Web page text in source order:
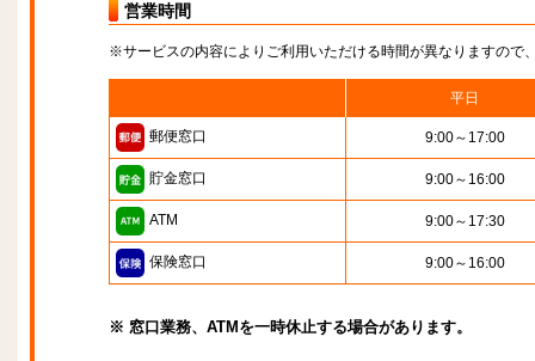
営業時間
※サービスの内容によりご利用いただける時間が異なりますので
平日
郵便窓口 9:00～17:00
貯金窓口 9:00～16:00
ATM 9:00～17:30
保険窓口 9:00～16:00
※ 窓口業務、ATMを一時休止する場合があります。